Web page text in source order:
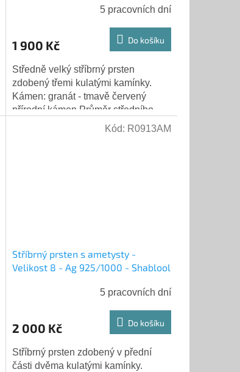
5 pracovních dní
1 900 Kč Do košíku
Středně velký stříbrný prsten
zdobený třemi kulatými kamínky.
Kámen: granát - tmavě červený
přírodní kámen Průměr středního
(většího) kamínku: 4 mm Výška
Stříbrný prsten s ametysty -
Velikost 8 - Ag 925/1000 - Shablool
5 pracovních dní
2 000 Kč Do košíku
Stříbrný prsten zdobený v přední
části dvěma kulatými kamínky.
Kód: R0913AM